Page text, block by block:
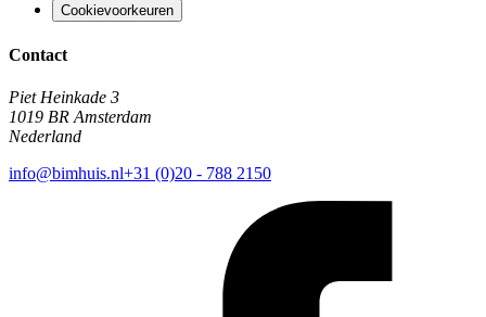
Cookievoorkeuren
Contact
Piet Heinkade 3
1019 BR Amsterdam
Nederland
info@bimhuis.nl+31 (0)20 - 788 2150